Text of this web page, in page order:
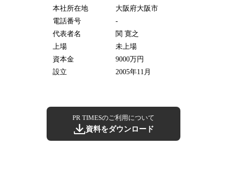
本社所在地
大阪府大阪市
電話番号
-
代表者名
関 寛之
上場
未上場
資本金
9000万円
設立
2005年11月
PR TIMESのご利用について
資料をダウンロード